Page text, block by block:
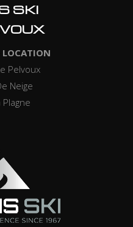
SKI
Pelvoux
Neige